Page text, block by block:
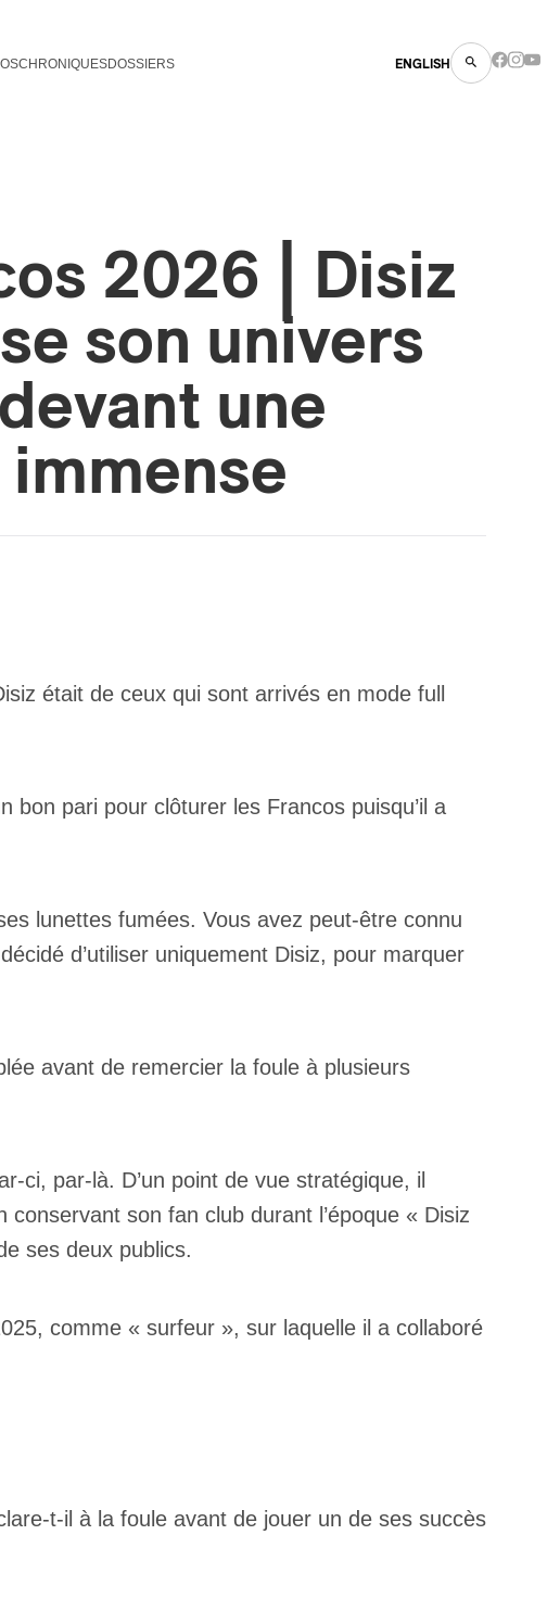
CHRONIQUESDOSSIERS ENGLISH
2026 | Disiz
son univers
une
était de ceux qui sont arrivés en mode full
bon pari pour clôturer les Francos puisqu’il a
lunettes fumées. Vous avez peut-être connu
d’utiliser uniquement Disiz, pour marquer
avant de remercier la foule à plusieurs
ci, par-là. D’un point de vue stratégique, il
son fan club durant l’époque « Disiz
ses deux publics.
comme « surfeur », sur laquelle il a collaboré
t-il à la foule avant de jouer un de ses succès